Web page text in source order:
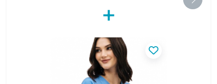
+